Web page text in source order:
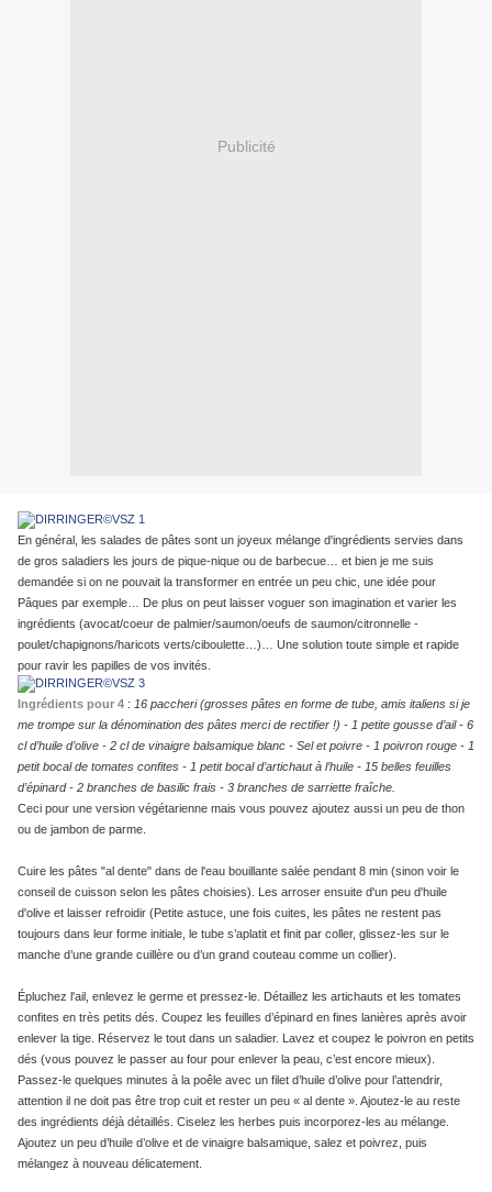
Publicité
En général, les salades de pâtes sont un joyeux mélange d'ingrédients servies dans
de gros saladiers les jours de pique-nique ou de barbecue… et bien je me suis
demandée si on ne pouvait la transformer en entrée un peu chic, une idée pour
Pâques par exemple… De plus on peut laisser voguer son imagination et varier les
ingrédients (avocat/coeur de palmier/saumon/oeufs de saumon/citronnelle -
poulet/chapignons/haricots verts/ciboulette…)… Une solution toute simple et rapide
pour ravir les papilles de vos invités.
Ingrédients pour 4 : 16 paccheri (grosses pâtes en forme de tube, amis italiens si je
me trompe sur la dénomination des pâtes merci de rectifier !) - 1 petite gousse d’ail - 6
cl d’huile d’olive - 2 cl de vinaigre balsamique blanc - Sel et poivre - 1 poivron rouge - 1
petit bocal de tomates confites - 1 petit bocal d’artichaut à l’huile - 15 belles feuilles
d’épinard - 2 branches de basilic frais - 3 branches de sarriette fraîche.
Ceci pour une version végétarienne mais vous pouvez ajoutez aussi un peu de thon
ou de jambon de parme.
Cuire les pâtes "al dente" dans de l'eau bouillante salée pendant 8 min (sinon voir le
conseil de cuisson selon les pâtes choisies). Les arroser ensuite d'un peu d'huile
d'olive et laisser refroidir (Petite astuce, une fois cuites, les pâtes ne restent pas
toujours dans leur forme initiale, le tube s’aplatit et finit par coller, glissez-les sur le
manche d’une grande cuillère ou d’un grand couteau comme un collier).
Épluchez l'ail, enlevez le germe et pressez-le. Détaillez les artichauts et les tomates
confites en très petits dés. Coupez les feuilles d’épinard en fines lanières après avoir
enlever la tige. Réservez le tout dans un saladier. Lavez et coupez le poivron en petits
dés (vous pouvez le passer au four pour enlever la peau, c’est encore mieux).
Passez-le quelques minutes à la poêle avec un filet d’huile d’olive pour l’attendrir,
attention il ne doit pas être trop cuit et rester un peu « al dente ». Ajoutez-le au reste
des ingrédients déjà détaillés. Ciselez les herbes puis incorporez-les au mélange.
Ajoutez un peu d’huile d’olive et de vinaigre balsamique, salez et poivrez, puis
mélangez à nouveau délicatement.